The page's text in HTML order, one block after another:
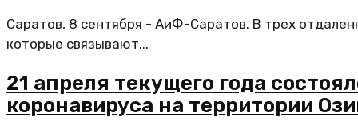
Саратов, 8 сентября - АиФ-Саратов. В трех
которые связывают...
21 апреля текущего года
коронавируса на территории